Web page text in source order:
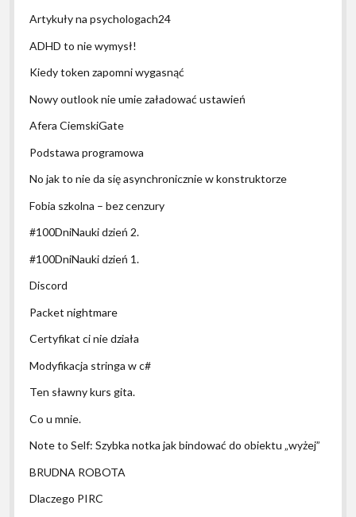
Artykuły na psychologach24
ADHD to nie wymysł!
Kiedy token zapomni wygasnąć
Nowy outlook nie umie załadować ustawień
Afera CiemskiGate
Podstawa programowa
No jak to nie da się asynchronicznie w konstruktorze
Fobia szkolna – bez cenzury
#100DniNauki dzień 2.
#100DniNauki dzień 1.
Discord
Packet nightmare
Certyfikat ci nie działa
Modyfikacja stringa w c#
Ten sławny kurs gita.
Co u mnie.
Note to Self: Szybka notka jak bindować do obiektu „wyżej”
BRUDNA ROBOTA
Dlaczego PIRC